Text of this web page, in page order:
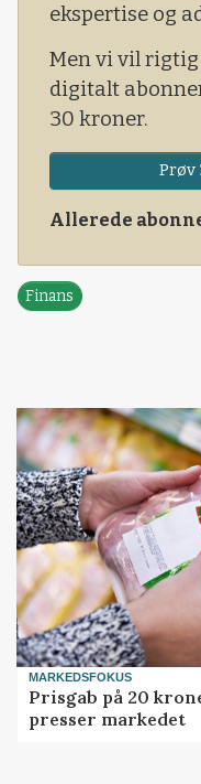
ekspertise og
Men vi vil
digitalt
30 kroner.
Prøv
Allerede
Finans
MARKEDSFOKUS
Prisgab på 20
presser markedet